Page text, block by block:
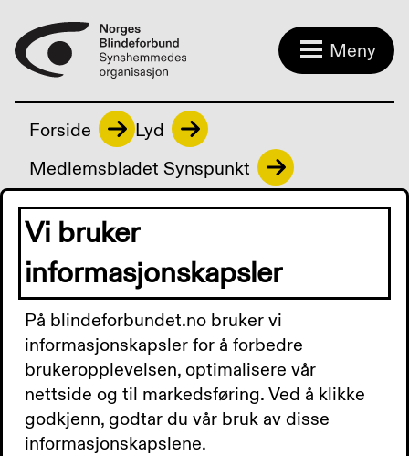
Meny
Forside
Lyd
Medlemsbladet Synspunkt
Medlemsbladet
Synspunkt
Synspunkt nr. 1/2026 - lyd
0:00
Vi bruker
informasjonskapsler
På blindeforbundet.no bruker vi
informasjonskapsler for å forbedre
brukeropplevelsen, optimalisere vår
nettside og til markedsføring. Ved å klikke
godkjenn, godtar du vår bruk av disse
informasjonskapslene.